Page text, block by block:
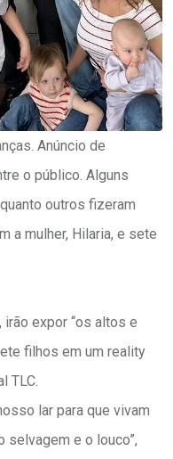
Anúncio de
o público. Alguns
outros fizeram
a mulher, Hilaria, e sete
expor “os altos e
filhos em um reality
TLC.
lar para que vivam
selvagem e o louco”,